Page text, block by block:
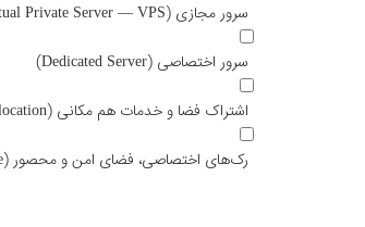
سرور مجازی (Virtual Private Server — VPS)
سرور اختصاصی (Dedicated Server)
اشتراک فضا و خدمات هم مکانی (Colocation)
رک‌های اختصاصی، فضای امن و محصور (Cage)